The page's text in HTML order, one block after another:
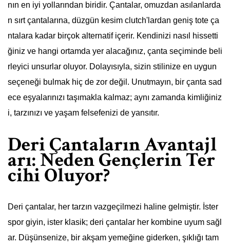
nın en iyi yollarından biridir. Çantalar, omuzdan asılanlarda
n sırt çantalarına, düzgün kesim clutch'lardan geniş tote ça
ntalara kadar birçok alternatif içerir. Kendinizi nasıl hissetti
ğiniz ve hangi ortamda yer alacağınız, çanta seçiminde beli
rleyici unsurlar oluyor. Dolayısıyla, sizin stilinize en uygun
seçeneği bulmak hiç de zor değil. Unutmayın, bir çanta sad
ece eşyalarınızı taşımakla kalmaz; aynı zamanda kimliğiniz
i, tarzınızı ve yaşam felsefenizi de yansıtır.
Deri Çantaların Avantajl
arı: Neden Gençlerin Ter
cihi Oluyor?
Deri çantalar, her tarzın vazgeçilmezi haline gelmiştir. İster
spor giyin, ister klasik; deri çantalar her kombine uyum sağl
ar. Düşünsenize, bir akşam yemeğine giderken, şıklığı tam